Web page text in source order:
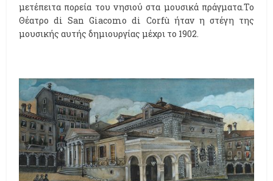
μετέπειτα πορεία του νησιού στα μουσικά πράγματα.Το
Θέατρο di San Giacomo di Corfù ήταν η στέγη της
μουσικής αυτής δημιουργίας μέχρι το 1902.